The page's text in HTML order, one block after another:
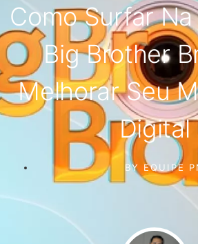
Como Surfar
Big Brother
Melhorar Seu
Digital
BY EQUIPE